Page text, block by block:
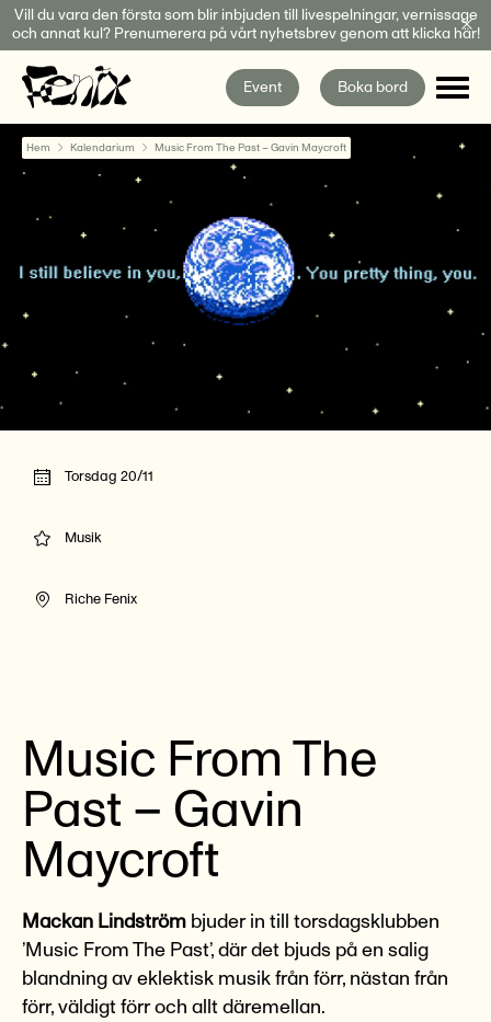
Fortsätt
till
innehållet
Vill du vara den första som blir inbjuden till livespelningar, vernissage
och annat kul? Prenumerera på vårt nyhetsbrev genom att klicka här!
Event Boka bord
Hem Kalendarium Music From The Past – Gavin Maycroft
Music From The
Past – Gavin
Maycroft
Mackan Lindström bjuder in till torsdagsklubben
’Music From The Past’, där det bjuds på en salig
blandning av eklektisk musik från förr, nästan från
förr, väldigt förr och allt däremellan.
Torsdag 20/11
Musik
Riche Fenix